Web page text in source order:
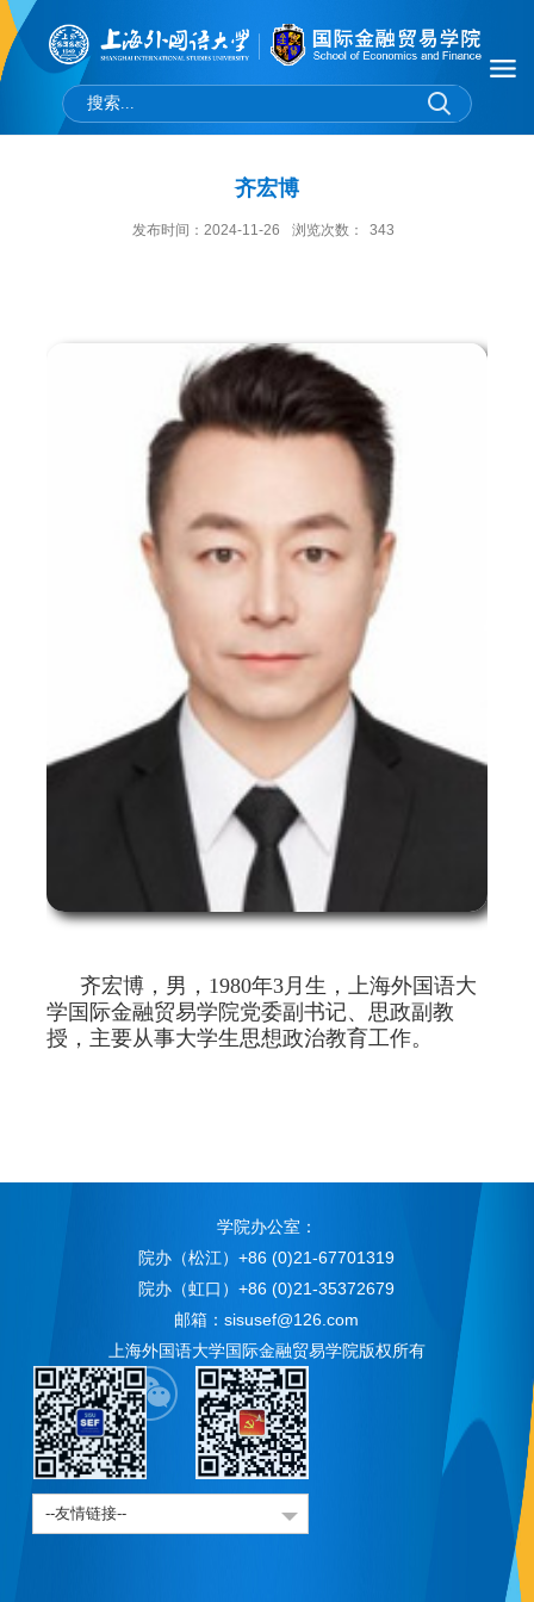
齐宏博
发布时间：2024-11-26 浏览次数： 343
齐宏博，男，1980年3月生，上海外国语大
学国际金融贸易学院党委副书记、思政副教
授，主要从事大学生思想政治教育工作。
学院办公室：
院办（松江）+86 (0)21-67701319
院办（虹口）+86 (0)21-35372679
邮箱：sisusef@126.com
上海外国语大学国际金融贸易学院版权所有
--友情链接--